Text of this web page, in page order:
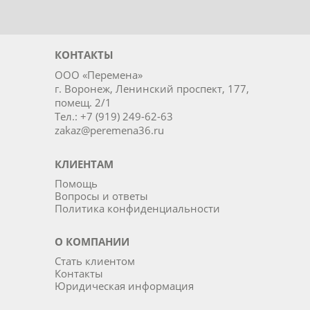
КОНТАКТЫ
ООО «Перемена»
г. Воронеж, Ленинский проспект, 177,
помещ. 2/1
Тел.: +7 (919) 249-62-63
zakaz@peremena36.ru
КЛИЕНТАМ
Помощь
Вопросы и ответы
Политика конфиденциальности
О КОМПАНИИ
Стать клиентом
Контакты
Юридическая информация